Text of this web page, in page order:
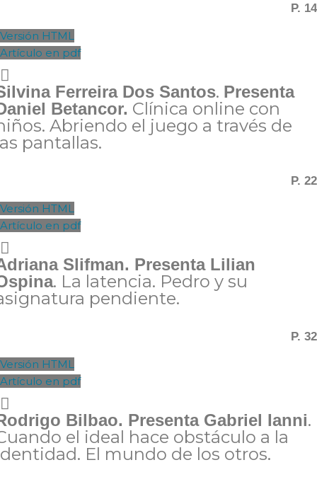
P. 14
Versión HTML
Artículo en pdf
Ferreira Dos Santos. Presenta
Betancor. Clínica online con
Abriendo el juego a través de
pantallas.
P. 22
Versión HTML
Artículo en pdf
Slifman. Presenta Lilian
. La latencia. Pedro y su
pendiente.
P. 32
Versión HTML
Artículo en pdf
Bilbao. Presenta Gabriel Ianni.
el ideal hace obstáculo a la
El mundo de los otros.